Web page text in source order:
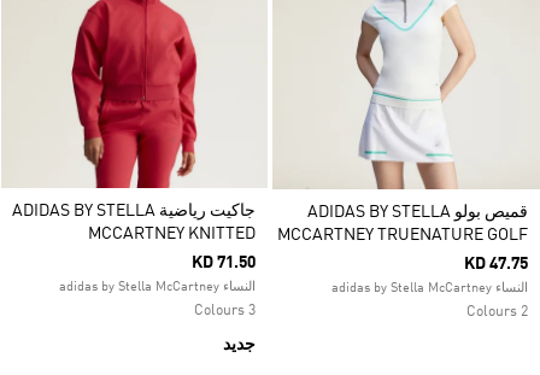
قميص بولو ADIDAS BY STELLA
MCCARTNEY TRUENATURE GOLF
KD 47.75
النساء adidas by Stella McCartney
2 Colours
جاكيت رياضية ADIDAS BY STELLA
MCCARTNEY KNITTED
KD 71.50
النساء adidas by Stella McCartney
3 Colours
جديد